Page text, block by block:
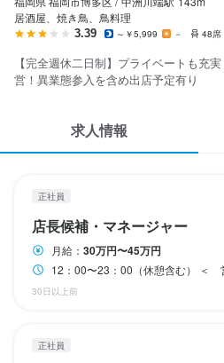
検索履歴・保存した条件
応募履歴
WEB履歴書
掲載をご検討の店舗様へ
食べログ求人PRESS
利用規約
居酒屋、焼き鳥、鳥料理
3.39 ～￥5,999 － 48席
【完全週休二日制】プライベートも充
営！異業態参入を含め出店予定有り
求人情報
正社員
店長候補・マネージャー
月給： 30万円〜45万円
12：00〜23：00（休憩含む） ＜ 営業時間 ＞ 月～木／
30日以上前
正社員
※経験・能力を考慮して給与を決定し
昇給あり（年1回）
└前年実績／3,000〜20,000円
交通費支給（月額上限／11,300円）
社宅補助あり（1/2を会社負担）
└入社にあたり遠方から転居される単
勤務時間
12：00〜23：00（休憩含む）
＜　営業時間　＞
※経験・能力を考慮して給与を決定し
昇給あり（年1回）
└前年実績／3,000〜20,000円
交通費支給（月額上限／11,300円）
社宅補助あり（1/2を会社負担）
└入社にあたり遠方から転居される単
勤務時間
12：00〜23：00（休憩含む）
＜　営業時間　＞
※経験・能力を考慮して給与を決定し
昇給あり（年1回）
└前年実績／3,000〜20,000円
交通費支給（月額上限／11,300円）
社宅補助あり（1/2を会社負担）
└入社にあたり遠方から転居される単
勤務時間
12：00〜23：00（休憩含む）
＜　営業時間　＞
※経験・能力を考慮して給与を決定し
昇給あり（年1回）
└前年実績／3,000〜20,000円
交通費支給（月額上限／11,300円）
社宅補助あり（1/2を会社負担）
└入社にあたり遠方から転居される単
勤務時間
12：00〜23：00（休憩含む）
＜　営業時間　＞
※経験・能力のある方は優遇します！
22：00〜　　　 時給1,875円
15：00〜18：00　時給1,057円
勤務時間
※18：00〜23：00入れる方大歓迎！
ダブルワークOK
22:00～　　　 時給1,875円
※下記時間帯も募集中
交通費支給（月額上限/11,300円）
※18：00～23：00に入れる方大歓迎！
ダブルワークOK
月～木／17：00～22：00